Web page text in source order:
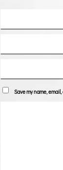
Save my name,